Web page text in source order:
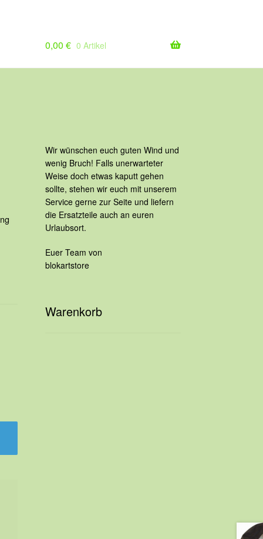
0,00 € 0 Artikel
Wir wünschen euch guten Wind und
wenig Bruch! Falls unerwarteter
Weise doch etwas kaputt gehen
sollte, stehen wir euch mit unserem
Service gerne zur Seite und liefern
die Ersatzteile auch an euren
Urlaubsort.
Euer Team von
blokartstore
Warenkorb